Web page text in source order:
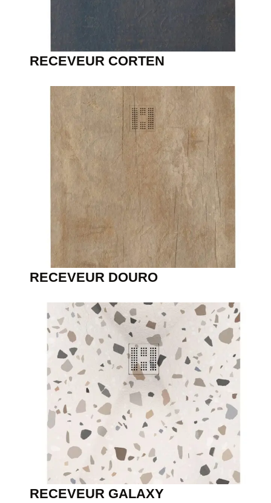
RECEVEUR CORTEN
RECEVEUR DOURO
RECEVEUR GALAXY